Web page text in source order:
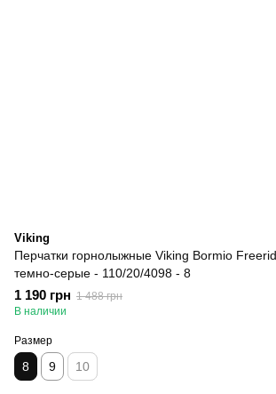
Viking
Перчатки горнолыжные Viking Bormio
темно-серые - 110/20/4098 - 8
1 190 грн 1 488 грн
В наличии
Размер
8 9 10